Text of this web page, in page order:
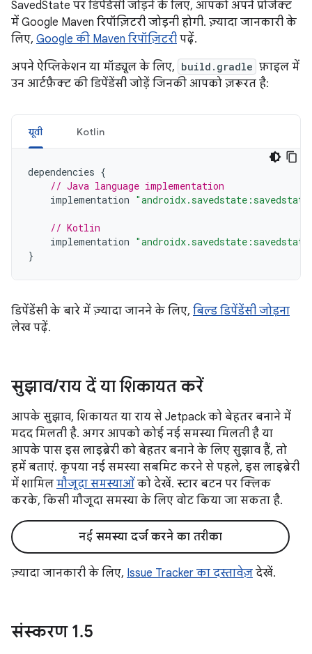
SavedState पर डिपेंडेंसी जोड़ने के लिए, आपको अपने प्रोजेक्ट
में Google Maven रिपॉज़िटरी जोड़नी होगी. ज़्यादा जानकारी के
लिए, Google की Maven रिपॉज़िटरी पढ़ें.
अपने ऐप्लिकेशन या मॉड्यूल के लिए, build.gradle फ़ाइल में
उन आर्टफ़ैक्ट की डिपेंडेंसी जोड़ें जिनकी आपको ज़रूरत है:
ग्रूवी Kotlin
dependencies {
// Java language implementation
implementation
// Kotlin
implementation
}
डिपेंडेंसी के बारे में ज़्यादा जानने के लिए, बिल्ड डिपेंडेंसी जोड़ना
लेख पढ़ें.
सुझाव/राय दें या शिकायत करें
आपके सुझाव, शिकायत या राय से Jetpack को बेहतर बनाने में
मदद मिलती है. अगर आपको कोई नई समस्या मिलती है या
आपके पास इस लाइब्रेरी को बेहतर बनाने के लिए सुझाव हैं, तो
हमें बताएं. कृपया नई समस्या सबमिट करने से पहले, इस लाइब्रेरी
में शामिल मौजूदा समस्याओं को देखें. स्टार बटन पर क्लिक
करके, किसी मौजूदा समस्या के लिए वोट किया जा सकता है.
नई समस्या दर्ज करने का तरीका
ज़्यादा जानकारी के लिए, Issue Tracker का दस्तावेज़ देखें.
संस्‍करण 1.5